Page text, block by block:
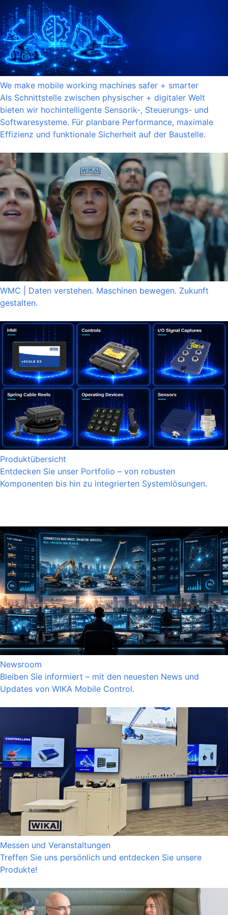
We make mobile working machines safer + smarter
Als Schnittstelle zwischen physischer + digitaler Welt
bieten wir hochintelligente Sensorik-, Steuerungs- und
Softwaresysteme. Für planbare Performance, maximale
Effizienz und funktionale Sicherheit auf der Baustelle.
WMC | Daten verstehen. Maschinen bewegen. Zukunft
gestalten.
Produktübersicht
Entdecken Sie unser Portfolio – von robusten
Komponenten bis hin zu integrierten Systemlösungen.
Newsroom
Bleiben Sie informiert – mit den neuesten News und
Updates von WIKA Mobile Control.
Messen und Veranstaltungen
Treffen Sie uns persönlich und entdecken Sie unsere
Produkte!